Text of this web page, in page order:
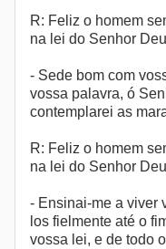
R: Feliz o homem
na lei do Senhor
- Sede bom com
vossa palavra, ó
contemplarei as
R: Feliz o homem
na lei do Senhor
- Ensinai-me a viver
los fielmente até o
vossa lei, e de todo